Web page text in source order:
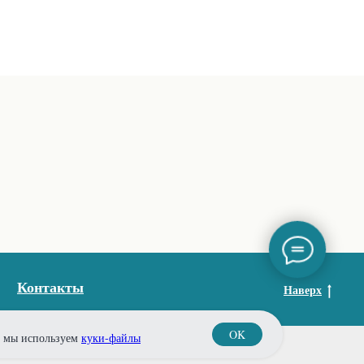
мы используем куки-файлы OK
Контакты Наверх